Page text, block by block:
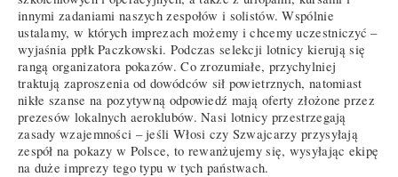
innymi zadaniami naszych zespołów i solistów. Wspólnie
ustalamy, w których imprezach możemy i chcemy uczestniczyć –
wyjaśnia ppłk Paczkowski. Podczas selekcji lotnicy kierują się
rangą organizatora pokazów. Co zrozumiałe, przychylniej
traktują zaproszenia od dowódców sił powietrznych, natomiast
nikłe szanse na pozytywną odpowiedź mają oferty złożone przez
prezesów lokalnych aeroklubów. Nasi lotnicy przestrzegają
zasady wzajemności – jeśli Włosi czy Szwajcarzy przysyłają
zespół na pokazy w Polsce, to rewanżujemy się, wysyłając ekipę
na duże imprezy tego typu w tych państwach.